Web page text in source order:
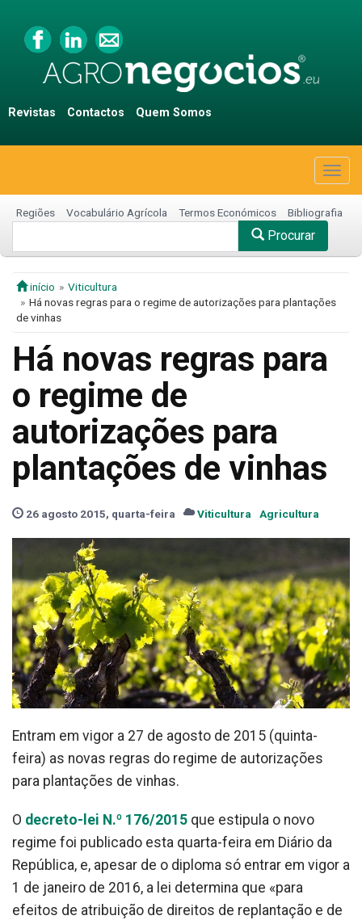
Revistas Contactos Quem Somos
Regiões Vocabulário Agrícola Termos Económicos Bibliografia
Procurar
início
Viticultura
Há novas regras para o regime de autorizações para plantações
de vinhas
Há novas regras para
o regime de
autorizações para
plantações de vinhas
26 agosto 2015, quarta-feira Viticultura Agricultura
Entram em vigor a 27 de agosto de 2015 (quinta-
feira) as novas regras do regime de autorizações
para plantações de vinhas.
O decreto-lei N.º 176/2015 que estipula o novo
regime foi publicado esta quarta-feira em Diário da
República, e, apesar de o diploma só entrar em vigor a
1 de janeiro de 2016, a lei determina que «para
efeitos de atribuição de direitos de replantação e de